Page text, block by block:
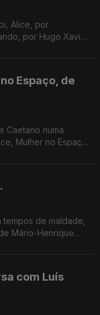
Alice, por
por Hugo Xavier.
Espaço, de
Caetano numa
Mulher no Espaço.
de maldade,
Mário-Henrique
com Luís